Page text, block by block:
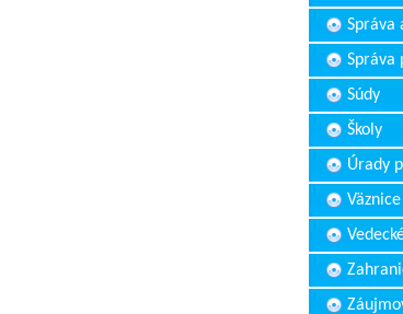
Správa
Správa
Súdy
Školy
Úrady
Väznice